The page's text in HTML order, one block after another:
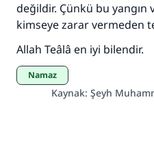
değildir. Çünkü bu yangın
kimseye zarar vermeden
Allah Teâlâ en iyi bilendir.
Namaz
Kaynak: Şeyh